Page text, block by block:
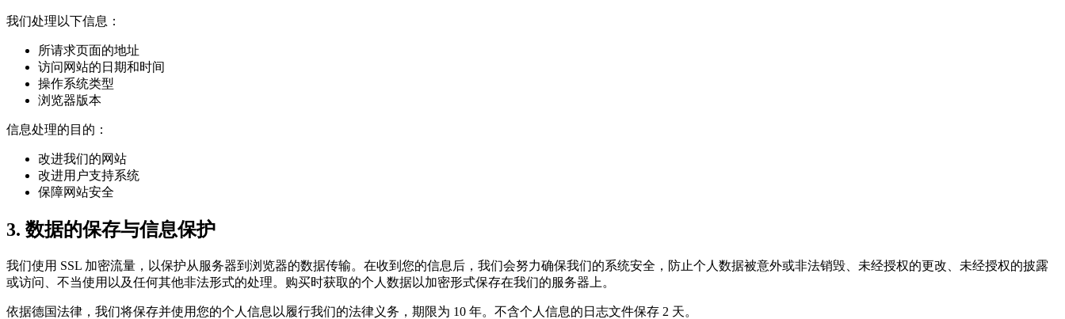
我们处理以下信息：
所请求页面的地址
访问网站的日期和时间
操作系统类型
浏览器版本
信息处理的目的：
改进我们的网站
改进用户支持系统
保障网站安全
3. 数据的保存与信息保护
我们使用 SSL 加密流量，以保护从服务器到浏览器的数据传输。在收到您的信息后，我们会努力确保我们的系统安全，防止个人数据被意外或非法销毁、未经授权的更改、未经授权的披露
或访问、不当使用以及任何其他非法形式的处理。购买时获取的个人数据以加密形式保存在我们的服务器上。
依据德国法律，我们将保存并使用您的个人信息以履行我们的法律义务，期限为 10 年。不含个人信息的日志文件保存 2 天。